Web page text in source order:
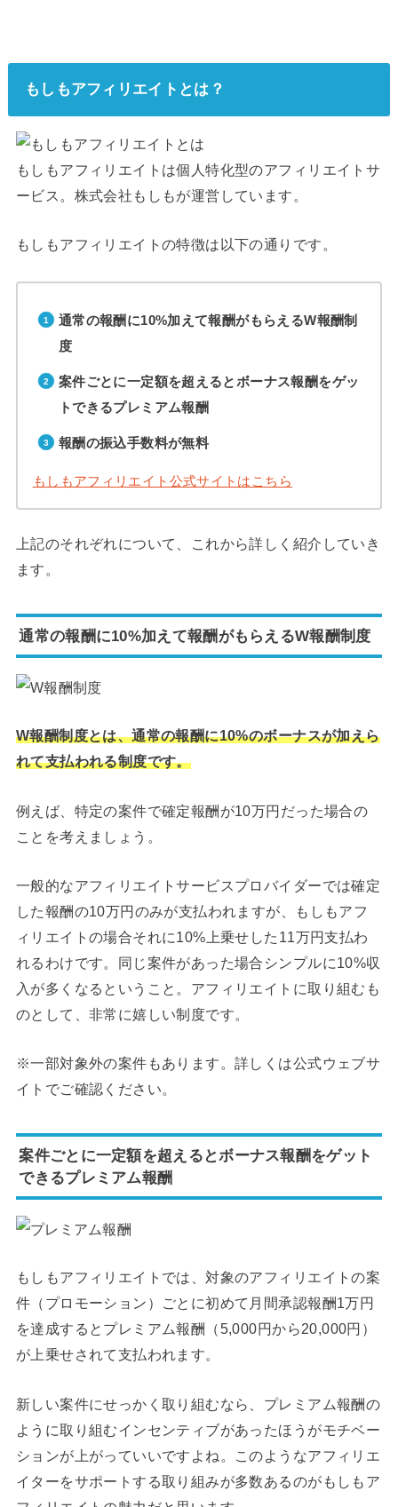
もしもアフィリエイトとは？
もしもアフィリエイトは個人特化型のアフィリエイトサ
ービス。株式会社もしもが運営しています。
もしもアフィリエイトの特徴は以下の通りです。
通常の報酬に10%加えて報酬がもらえるW報酬制
度
案件ごとに一定額を超えるとボーナス報酬をゲッ
トできるプレミアム報酬
報酬の振込手数料が無料
もしもアフィリエイト公式サイトはこちら
上記のそれぞれについて、これから詳しく紹介していき
ます。
通常の報酬に10%加えて報酬がもらえるW報酬制度
W報酬制度とは、通常の報酬に10%のボーナスが加えら
れて支払われる制度です。
例えば、特定の案件で確定報酬が10万円だった場合の
ことを考えましょう。
一般的なアフィリエイトサービスプロバイダーでは確定
した報酬の10万円のみが支払われますが、もしもアフ
ィリエイトの場合それに10%上乗せした11万円支払わ
れるわけです。同じ案件があった場合シンプルに10%収
入が多くなるということ。アフィリエイトに取り組むも
のとして、非常に嬉しい制度です。
※一部対象外の案件もあります。詳しくは公式ウェブサ
イトでご確認ください。
案件ごとに一定額を超えるとボーナス報酬をゲット
できるプレミアム報酬
もしもアフィリエイトでは、対象のアフィリエイトの案
件（プロモーション）ごとに初めて月間承認報酬1万円
を達成するとプレミアム報酬（5,000円から20,000円）
が上乗せされて支払われます。
新しい案件にせっかく取り組むなら、プレミアム報酬の
ように取り組むインセンティブがあったほうがモチベー
ションが上がっていいですよね。このようなアフィリエ
イターをサポートする取り組みが多数あるのがもしもア